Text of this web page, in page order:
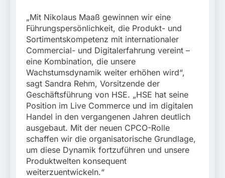
„Mit Nikolaus Maaß gewinnen wir eine
Führungspersönlichkeit, die Produkt- und
Sortimentskompetenz mit internationaler
Commercial- und Digitalerfahrung vereint –
eine Kombination, die unsere
Wachstumsdynamik weiter erhöhen wird“,
sagt Sandra Rehm, Vorsitzende der
Geschäftsführung von HSE. „HSE hat seine
Position im Live Commerce und im digitalen
Handel in den vergangenen Jahren deutlich
ausgebaut. Mit der neuen CPCO-Rolle
schaffen wir die organisatorische Grundlage,
um diese Dynamik fortzuführen und unsere
Produktwelten konsequent
weiterzuentwickeln.“